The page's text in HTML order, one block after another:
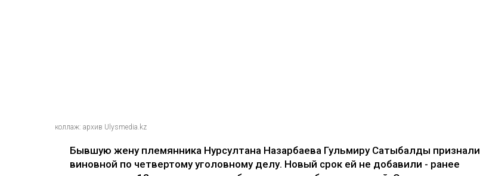
коллаж: архив Ulysmedia.kz
Бывшую жену племянника Нурсултана Назарбаева Гульмиру Сатыбалды признали
виновной по четвертому уголовному делу. Новый срок ей не добавили - ранее